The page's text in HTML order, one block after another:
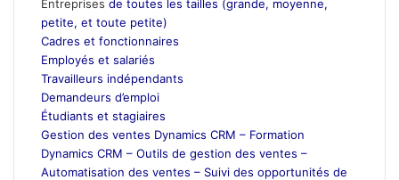
Entreprises de toutes les tailles (grande, moyenne,
petite, et toute petite)
Cadres et fonctionnaires
Employés et salariés
Travailleurs indépendants
Demandeurs d’emploi
Étudiants et stagiaires
Gestion des ventes Dynamics CRM – Formation
Dynamics CRM – Outils de gestion des ventes –
Automatisation des ventes – Suivi des opportunités de